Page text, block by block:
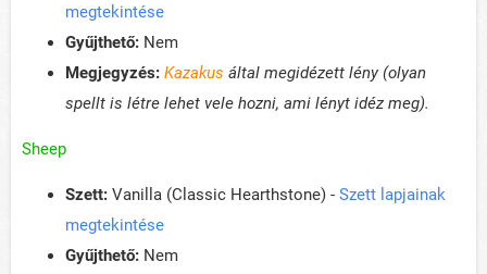
megtekintése
Gyűjthető: Nem
Megjegyzés: Kazakus által megidézett lény (olyan
spellt is létre lehet vele hozni, ami lényt idéz meg).
Sheep
Szett: Vanilla (Classic Hearthstone) - Szett lapjainak
megtekintése
Gyűjthető: Nem